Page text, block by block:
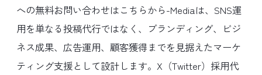
への無料お問い合わせはこちらから-Mediaは、SNS運
用を単なる投稿代行ではなく、ブランディング、ビジ
ネス成果、広告運用、顧客獲得までを見据えたマーケ
ティング支援として設計します。X（Twitter）採用代